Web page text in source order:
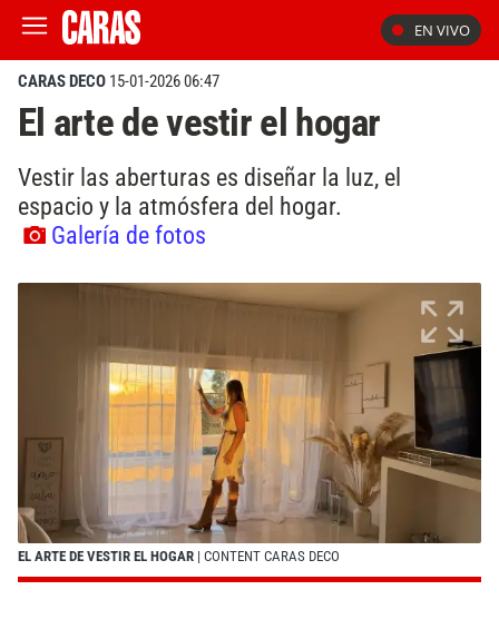
EN VIVO
CARAS DECO 15-01-2026 06:47
El arte de vestir el hogar
Vestir las aberturas es diseñar la luz, el
espacio y la atmósfera del hogar.
Galería de fotos
EL ARTE DE VESTIR EL HOGAR | CONTENT CARAS DECO